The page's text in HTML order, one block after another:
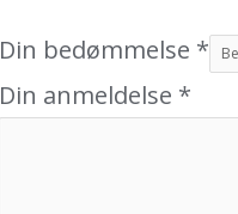
Din bedømmelse *
Din anmeldelse *